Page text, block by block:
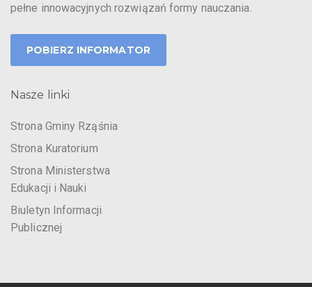
pełne innowacyjnych rozwiązań formy nauczania.
POBIERZ INFORMATOR
Nasze linki
Strona Gminy Rząśnia
Strona Kuratorium
Strona Ministerstwa
Edukacji i Nauki
Biuletyn Informacji
Publicznej